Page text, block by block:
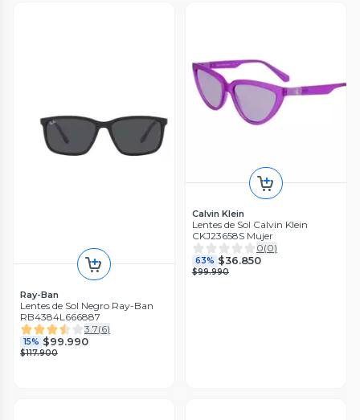
Ray-Ban
Lentes de Sol Negro Ray-Ban
RB4384L666887
3.7(6)
15% $99.990
$117.900
Calvin Klein
Lentes de Sol Calvin Klein
CKJ23658S Mujer
0(0)
63% $36.850
$99.990